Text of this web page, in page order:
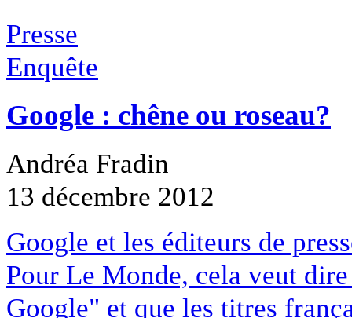
Presse
Enquête
Google : chêne ou roseau?
Andréa Fradin
13 décembre 2012
Google et les éditeurs de
Pour Le Monde, cela veut
Google" et que les titres